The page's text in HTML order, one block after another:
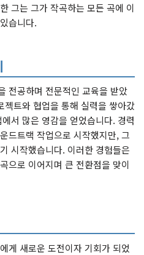
그는 그가 작곡하는 모든 곡에 이
습니다.
전공하며 전문적인 교육을 받았
트와 협업을 통해 실력을 쌓아갔
서 많은 영감을 얻었습니다. 경력
드트랙 작업으로 시작했지만, 그
시작했습니다. 이러한 경험들은
으로 이어지며 큰 전환점을 맞이
게 새로운 도전이자 기회가 되었